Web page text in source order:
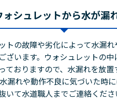
ォシュレットから水が漏
トの故障や劣化によって水漏
ざいます。ウォシュレットの
ておりますので、水漏れを放
漏れや動作不良に気づいた時
いて水道職人までご連絡くださ